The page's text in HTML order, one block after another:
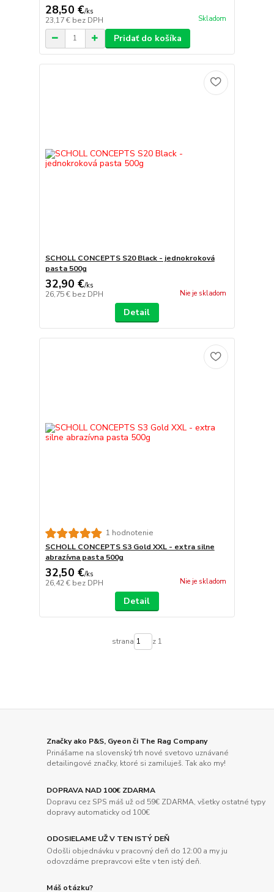
28,50 €/ks
23,17 € bez DPH Skladom
Pridať do košíka
SCHOLL CONCEPTS S20 Black - jednokroková
pasta 500g
32,90 €/ks
26,75 € bez DPH Nie je skladom
Detail
1 hodnotenie
SCHOLL CONCEPTS S3 Gold XXL - extra silne
abrazívna pasta 500g
32,50 €/ks
26,42 € bez DPH Nie je skladom
Detail
strana z 1
Značky ako P&S, Gyeon či The Rag Company
Prinášame na slovenský trh nové svetovo uznávané
detailingové značky, ktoré si zamiluješ. Tak ako my!
DOPRAVA NAD 100€ ZDARMA
Dopravu cez SPS máš už od 59€ ZDARMA, všetky ostatné typy
dopravy automaticky od 100€
ODOSIELAME UŽ V TEN ISTÝ DEŇ
Odošli objednávku v pracovný deň do 12:00 a my ju
odovzdáme prepravcovi ešte v ten istý deň.
Máš otázku?